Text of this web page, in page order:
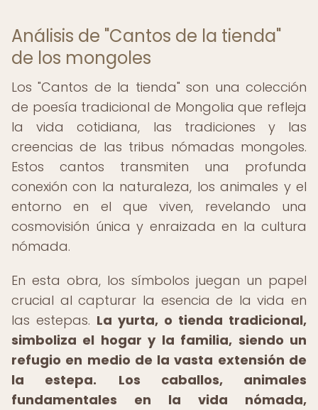
Análisis de "Cantos de la tienda"
de los mongoles
Los "Cantos de la tienda" son una colección
de poesía tradicional de Mongolia que refleja
la vida cotidiana, las tradiciones y las
creencias de las tribus nómadas mongoles.
Estos cantos transmiten una profunda
conexión con la naturaleza, los animales y el
entorno en el que viven, revelando una
cosmovisión única y enraizada en la cultura
nómada.
En esta obra, los símbolos juegan un papel
crucial al capturar la esencia de la vida en
las estepas. La yurta, o tienda tradicional,
simboliza el hogar y la familia, siendo un
refugio en medio de la vasta extensión de
la estepa.
Los caballos, animales
fundamentales en la vida nómada,